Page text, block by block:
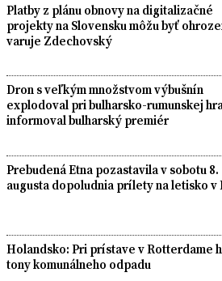
Platby z plánu obnovy na digitalizačné
projekty na Slovensku môžu byť
varuje Zdechovský
Dron s veľkým množstvom výbušnín
explodoval pri bulharsko-rumunskej
informoval bulharský premiér
Prebudená Etna pozastavila v sobotu 8.
augusta dopoludnia prílety na letisko v
Holandsko: Pri prístave v Rotterdame
tony komunálneho odpadu